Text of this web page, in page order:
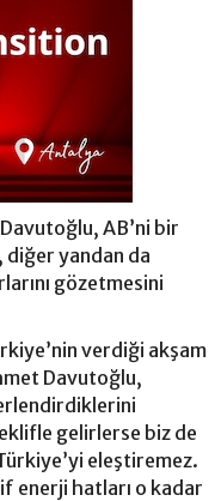
AB’ni bir
diğer yandan da
gözetmesini
verdiği akşam
Davutoğlu,
gelirlerse biz de
eleştiremez.
enerji hatları o kadar